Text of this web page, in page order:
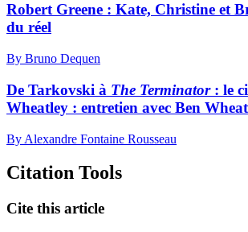
Robert Greene : Kate, Christine et
du réel
By Bruno Dequen
De Tarkovski à The Terminator: le
Wheatley : entretien avec Ben
By Alexandre Fontaine Rousseau
Citation Tools
Cite this article